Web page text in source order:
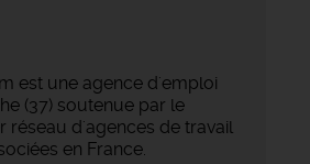
est une agence d'emploi
(37) soutenue par le
réseau d'agences de travail
en France.